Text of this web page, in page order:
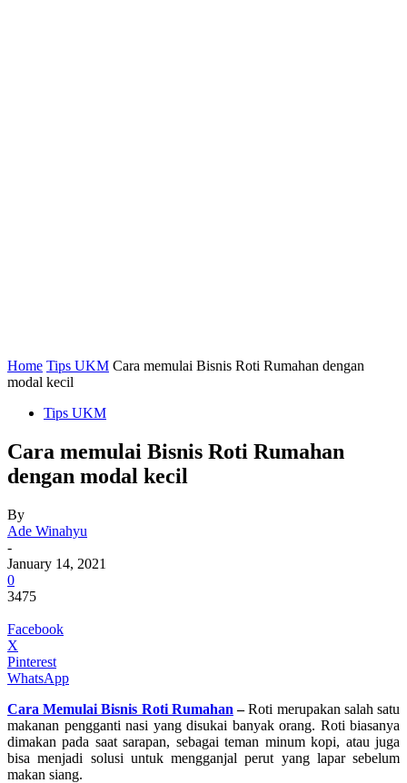
Home Tips UKM Cara memulai Bisnis Roti Rumahan dengan
modal kecil
Tips UKM
Cara memulai Bisnis Roti Rumahan
dengan modal kecil
By
Ade Winahyu
-
January 14, 2021
0
3475
Facebook
X
Pinterest
WhatsApp
Cara Memulai Bisnis Roti Rumahan –Roti merupakan salah satu
makanan pengganti nasi yang disukai banyak orang. Roti biasanya
dimakan pada saat sarapan, sebagai teman minum kopi, atau juga
bisa menjadi solusi untuk mengganjal perut yang lapar sebelum
makan siang.